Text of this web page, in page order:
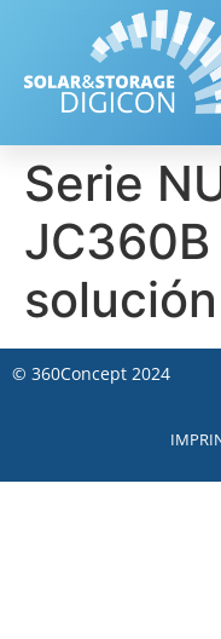
Serie
© 360Concept 2024